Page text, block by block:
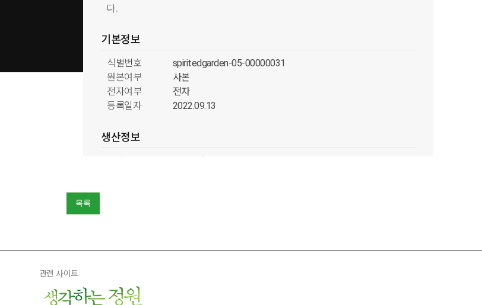
다.
기본정보
식별번호
spiritedgarden-05-00000031
원본여부
사본
전자여부
전자
등록일자
2022.09.13
생산정보
시기분류
주제분류
목록
관련 사이트